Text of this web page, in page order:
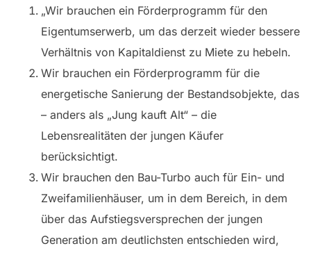
„Wir brauchen ein Förderprogramm für den
Eigentumserwerb, um das derzeit wieder bessere
Verhältnis von Kapitaldienst zu Miete zu hebeln.
Wir brauchen ein Förderprogramm für die
energetische Sanierung der Bestandsobjekte, das
– anders als „Jung kauft Alt“ – die
Lebensrealitäten der jungen Käufer
berücksichtigt.
Wir brauchen den Bau-Turbo auch für Ein- und
Zweifamilienhäuser, um in dem Bereich, in dem
über das Aufstiegsversprechen der jungen
Generation am deutlichsten entschieden wird,